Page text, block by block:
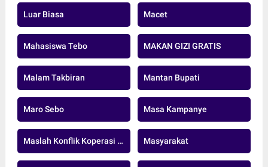
Luar Biasa Macet
Mahasiswa Tebo MAKAN GIZI GRATIS
Malam Takbiran Mantan Bupati
Maro Sebo Masa Kampanye
Maslah Konflik Koperasi Pematang Raman Masyarakat